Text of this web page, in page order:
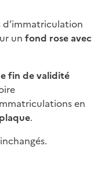
d’immatriculation
un fond rose avec
fin de validité
en
.